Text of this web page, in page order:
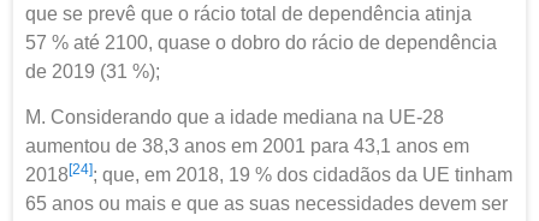
que se prevê que o rácio total de dependência atinja
57 % até 2100, quase o dobro do rácio de dependência
de 2019 (31 %);
M. Considerando que a idade mediana na UE-28
aumentou de 38,3 anos em 2001 para 43,1 anos em
2018 [24]; que, em 2018, 19 % dos cidadãos da UE tinham
65 anos ou mais e que as suas necessidades devem ser